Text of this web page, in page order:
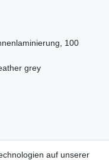
100
grey
auf unserer